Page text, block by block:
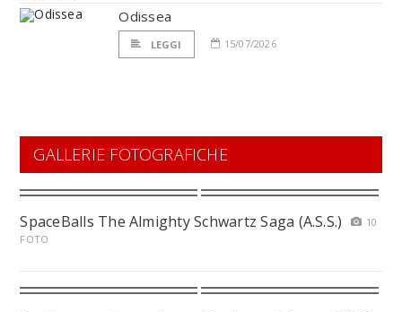
Odissea
LEGGI 15/07/2026
GALLERIE FOTOGRAFICHE
SpaceBalls The Almighty Schwartz Saga (A.S.S.)
10
FOTO